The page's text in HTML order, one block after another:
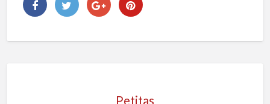
Petitas